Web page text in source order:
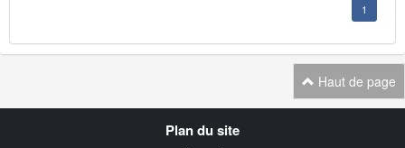
1
Haut de page
Plan du site